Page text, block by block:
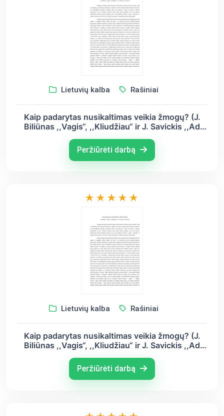
Lietuvių kalba Rašiniai
Kaip padarytas nusikaltimas veikia žmogų? (J.
Biliūnas ,,Vagis“, ,,Kliudžiau“ ir J. Savickis ,,Ad
Peržiūrėti darbą
Lietuvių kalba Rašiniai
Kaip padarytas nusikaltimas veikia žmogų? (J.
Biliūnas ,,Vagis“, ,,Kliudžiau“ ir J. Savickis ,,Ad
Peržiūrėti darbą